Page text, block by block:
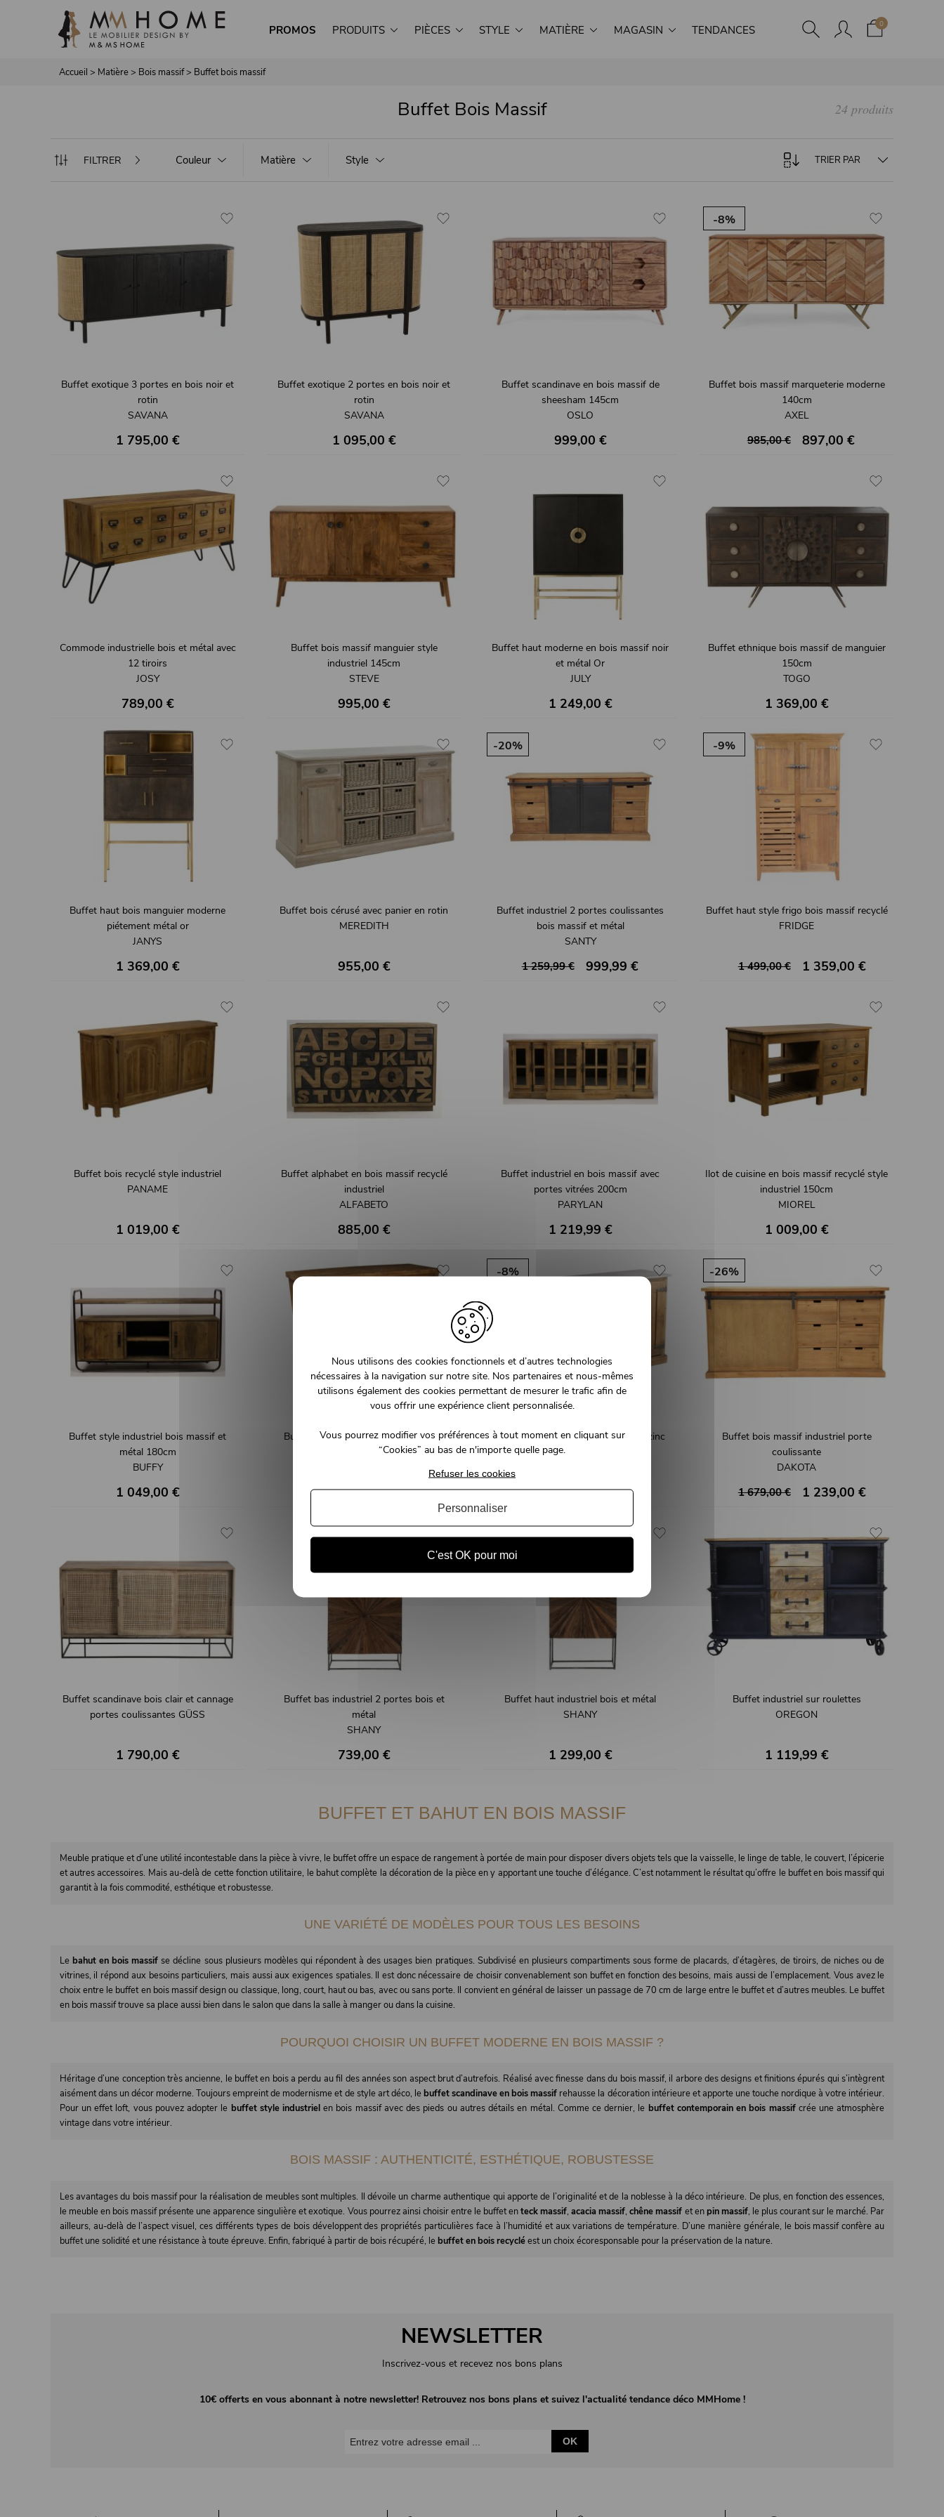
PROMOS PRODUITS PIÈCES STYLE MATIÈRE MAGASIN TENDANCES 0
Accueil > Matière> Bois massif> Buffet bois massif
Buffet Bois Massif 24 produits
FILTRER Couleur Matière Style TRIER PAR
Buffet exotique 3 portes en bois noir et
rotin
SAVANA
1 795,00 €
Buffet exotique 2 portes en bois noir et
rotin
SAVANA
1 095,00 €
Buffet scandinave en bois massif de
sheesham 145cm
OSLO
999,00 €
-8%
Buffet bois massif marqueterie moderne
140cm
AXEL
985,00 € 897,00 €
Commode industrielle bois et métal avec
12 tiroirs
JOSY
789,00 €
Buffet bois massif manguier style
industriel 145cm
STEVE
995,00 €
Buffet haut moderne en bois massif noir
et métal Or
JULY
1 249,00 €
Buffet ethnique bois massif de manguier
150cm
TOGO
1 369,00 €
Buffet haut bois manguier moderne
piétement métal or
JANYS
1 369,00 €
Buffet bois cérusé avec panier en rotin
MEREDITH
955,00 €
-20%
Buffet industriel 2 portes coulissantes
bois massif et métal
SANTY
1 259,99 € 999,99 €
-9%
Buffet haut style frigo bois massif recyclé
FRIDGE
1 499,00 € 1 359,00 €
Buffet bois recyclé style industriel
PANAME
1 019,00 €
Buffet alphabet en bois massif recyclé
industriel
ALFABETO
885,00 €
Buffet industriel en bois massif avec
portes vitrées 200cm
PARYLAN
1 219,99 €
Ilot de cuisine en bois massif recyclé style
industriel 150cm
MIOREL
1 009,00 €
Buffet style industriel bois massif et
métal 180cm
BUFFY
1 049,00 €
Buffet industriel sur roulettes bois et
métal portes grillagées
1 049,00 €
-8%
Buffet industriel style frigo bois et zinc
160cm
1 379,99 € 1 259,00 €
-26%
Buffet bois massif industriel porte
coulissante
DAKOTA
1 679,00 € 1 239,00 €
Buffet scandinave bois clair et cannage
portes coulissantes GÜSS
1 790,00 €
Buffet bas industriel 2 portes bois et
métal
SHANY
739,00 €
Buffet haut industriel bois et métal
SHANY
1 299,00 €
Buffet industriel sur roulettes
OREGON
1 119,99 €
BUFFET ET BAHUT EN BOIS MASSIF
Meuble pratique et d’une utilité incontestable dans la pièce à vivre, le buffet offre un espace de rangement à portée de main pour disposer divers objets tels que la vaisselle, le linge de table, le couvert, l’épicerie
et autres accessoires. Mais au-delà de cette fonction utilitaire, le bahut complète la décoration de la pièce en y apportant une touche d’élégance. C’est notamment le résultat qu’offre le buffet en bois massif qui
garantit à la fois commodité, esthétique et robustesse.
UNE VARIÉTÉ DE MODÈLES POUR TOUS LES BESOINS
Le bahut en bois massif se décline sous plusieurs modèles qui répondent à des usages bien pratiques. Subdivisé en plusieurs compartiments sous forme de placards, d’étagères, de tiroirs, de niches ou de
vitrines, il répond aux besoins particuliers, mais aussi aux exigences spatiales. Il est donc nécessaire de choisir convenablement son buffet en fonction des besoins, mais aussi de l’emplacement. Vous avez le
choix entre le buffet en bois massif design ou classique, long, court, haut ou bas, avec ou sans porte. Il convient en général de laisser un passage de 70 cm de large entre le buffet et d’autres meubles. Le buffet
en bois massif trouve sa place aussi bien dans le salon que dans la salle à manger ou dans la cuisine.
POURQUOI CHOISIR UN BUFFET MODERNE EN BOIS MASSIF ?
Héritage d’une conception très ancienne, le buffet en bois a perdu au fil des années son aspect brut d’autrefois. Réalisé avec finesse dans du bois massif, il arbore des designs et finitions épurés qui s’intègrent
aisément dans un décor moderne. Toujours empreint de modernisme et de style art déco, lebuffet scandinave en bois massif rehausse la décoration intérieure et apporte une touche nordique à votre intérieur.
Pour un effet loft, vous pouvez adopter le buffet style industriel en bois massif avec des pieds ou autres détails en métal. Comme ce dernier, le buffet contemporain en bois massifcrée une atmosphère
vintage dans votre intérieur.
BOIS MASSIF : AUTHENTICITÉ, ESTHÉTIQUE, ROBUSTESSE
Les avantages du bois massif pour la réalisation de meubles sont multiples. Il dévoile un charme authentique qui apporte de l’originalité et de la noblesse à la déco intérieure. De plus, en fonction des essences,
le meuble en bois massif présente une apparence singulière et exotique. Vous pourrez ainsi choisir entre le buffet enteck massif,acacia massif,chêne massif et enpin massif, le plus courant sur le marché. Par
ailleurs, au-delà de l’aspect visuel, ces différents types de bois développent des propriétés particulières face à l’humidité et aux variations de température. D’une manière générale, le bois massif confère au
buffet une solidité et une résistance à toute épreuve. Enfin, fabriqué à partir de bois récupéré, lebuffet en bois recycléest un choix écoresponsable pour la préservation de la nature.
NEWSLETTER
Inscrivez-vous et recevez nos bons plans
10€ offerts en vous abonnant à notre newsletter! Retrouvez nos bons plans et suivez l'actualité tendance déco MMHome !
OK
Panneau de gestion des cookies
Nous utilisons des cookies fonctionnels et d’autres technologies
nécessaires à la navigation sur notre site. Nos partenaires et nous-mêmes
utilisons également des cookies permettant de mesurer le trafic afin de
vous offrir une expérience client personnalisée.
Vous pourrez modifier vos préférences à tout moment en cliquant sur
“Cookies” au bas de n'importe quelle page.
C'est OK pour moi
Refuser les cookies
Personnaliser